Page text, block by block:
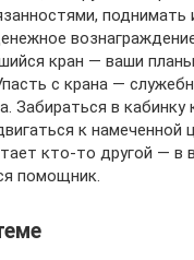
поднимать
кран — ваши
с крана —
Забираться в кабинку
к намеченной
кто-то другой — в
помощник.